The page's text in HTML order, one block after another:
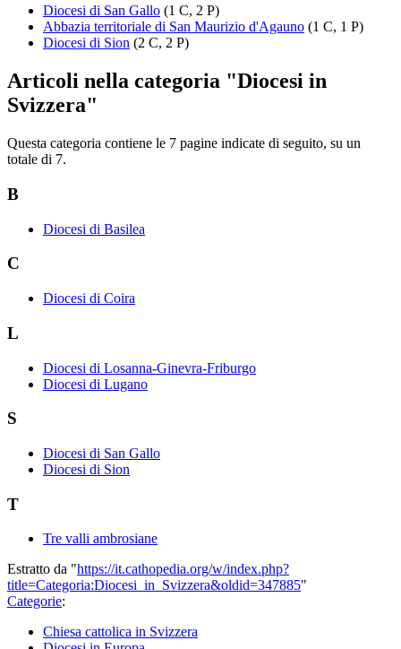
Diocesi di San Gallo (1 C, 2 P)
Abbazia territoriale di San Maurizio d'Agauno (1 C, 1 P)
Diocesi di Sion (2 C, 2 P)
Articoli nella categoria "Diocesi in
Svizzera"
Questa categoria contiene le 7 pagine indicate di seguito, su un
totale di 7.
B
Diocesi di Basilea
C
Diocesi di Coira
L
Diocesi di Losanna-Ginevra-Friburgo
Diocesi di Lugano
S
Diocesi di San Gallo
Diocesi di Sion
T
Tre valli ambrosiane
Estratto da "https://it.cathopedia.org/w/index.php?
title=Categoria:Diocesi_in_Svizzera&oldid=347885"
Categorie:
Chiesa cattolica in Svizzera